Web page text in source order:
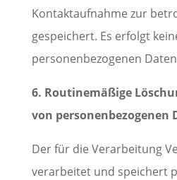
Kontaktaufnahme zur
gespeichert. Es erfolgt
personenbezogenen
6. Routinemäßige
von personenbezogenen
Der für die Verarbeitung
verarbeitet und speichert